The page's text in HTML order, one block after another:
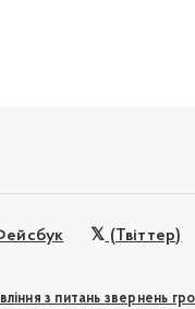
(Твіттер)
з питань звернень